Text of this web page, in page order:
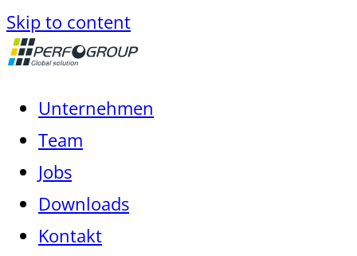
Skip to content
Unternehmen
Team
Jobs
Downloads
Kontakt